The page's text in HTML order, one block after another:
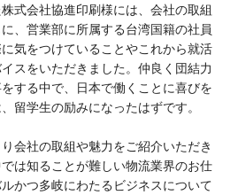
式会社協進印刷様には、会社の取組
、営業部に所属する台湾国籍の社員
気をつけていることやこれから就活
スをいただきました。仲良く団結力
する中で、日本で働くことに喜びを
留学生の励みになったはずです。
会社の取組や魅力をご紹介いただき
は知ることが難しい物流業界のお仕
かつ多岐にわたるビジネスについて